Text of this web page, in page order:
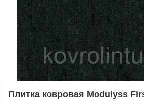
Плитка ковровая Modulyss